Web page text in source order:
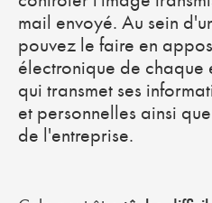
mail envoyé. Au sein
pouvez le faire en
électronique de chaque
qui transmet ses
et personnelles ainsi
de l'entreprise.